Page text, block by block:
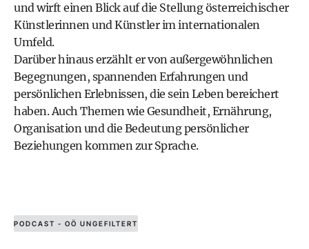
und wirft einen Blick auf die Stellung österreichischer
Künstlerinnen und Künstler im internationalen
Umfeld.
Darüber hinaus erzählt er von außergewöhnlichen
Begegnungen, spannenden Erfahrungen und
persönlichen Erlebnissen, die sein Leben bereichert
haben. Auch Themen wie Gesundheit, Ernährung,
Organisation und die Bedeutung persönlicher
Beziehungen kommen zur Sprache.
PODCAST - OÖ UNGEFILTERT